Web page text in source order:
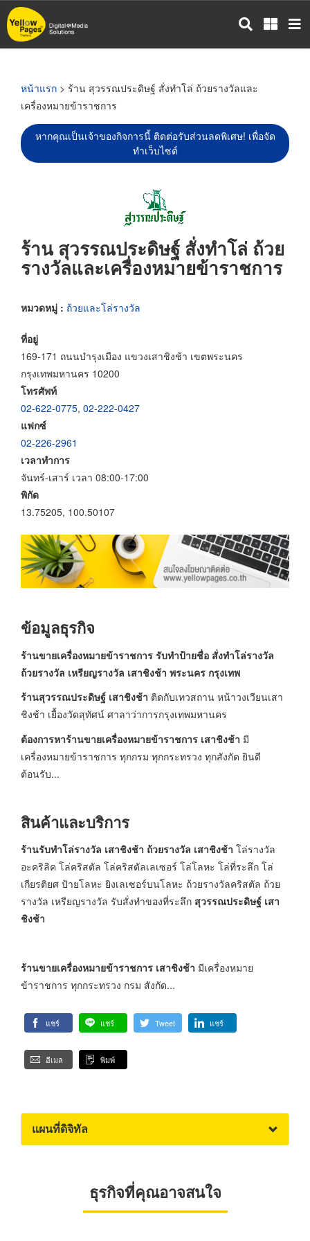
ข้าม
ไป
หน้าแรก > ร้าน สุวรรณประดิษฐ์ สั่งทำโล่ ถ้วยรางวัลและ
เครื่องหมายข้าราชการ
หากคุณเป็นเจ้าของกิจการนี้ ติดต่อรับส่วนลดพิเศษ! เพื่อจัด
ทำเว็บไซต์
ร้าน สุวรรณประดิษฐ์ สั่งทำโล่ ถ้วย
รางวัลและเครื่องหมายข้าราชการ
หมวดหมู่ : ถ้วยและโล่รางวัล
ที่อยู่
169-171 ถนนบำรุงเมือง แขวงเสาชิงช้า เขตพระนคร
กรุงเทพมหานคร 10200
โทรศัพท์
02-622-0775, 02-222-0427
แฟกซ์
02-226-2961
เวลาทำการ
จันทร์-เสาร์ เวลา 08:00-17:00
พิกัด
13.75205, 100.50107
ข้อมูลธุรกิจ
ร้านขายเครื่องหมายข้าราชการ รับทำป้ายชื่อ สั่งทำโล่รางวัล
ถ้วยรางวัล เหรียญรางวัล เสาชิงช้า พระนคร กรุงเทพ
ร้านสุวรรณประดิษฐ์ เสาชิงช้า ติดกับเทวสถาน หน้าวงเวียนเสา
ชิงช้า เยื้องวัดสุทัศน์ ศาลาว่าการกรุงเทพมหานคร
ต้องการหาร้านขายเครื่องหมายข้าราชการ เสาชิงช้า มี
เครื่องหมายข้าราชการ ทุกกรม ทุกกระทรวง ทุกสังกัด ยินดี
ต้อนรับ...
สินค้าและบริการ
ร้านรับทําโล่รางวัล เสาชิงช้า ถ้วยรางวัล เสาชิงช้า โล่รางวัล
อะคริลิค โล่คริสตัล โล่คริสตัลเลเซอร์ โล่โลหะ โล่ที่ระลึก โล่
เกียรติยศ ป้ายโลหะ ยิงเลเซอร์บนโลหะ ถ้วยรางวัลคริสตัล ถ้วย
รางวัล เหรียญรางวัล รับสั่งทำของที่ระลึก สุวรรณประดิษฐ์ เสา
ชิงช้า
ร้านขายเครื่องหมายข้าราชการ เสาชิงช้า มีเครื่องหมาย
ข้าราชการ ทุกกระทรวง กรม สังกัด...
แชร์ แชร์ Tweet แชร์
อีเมล พิมพ์
แผนที่ดิจิทัล
ธุรกิจที่คุณอาจสนใจ